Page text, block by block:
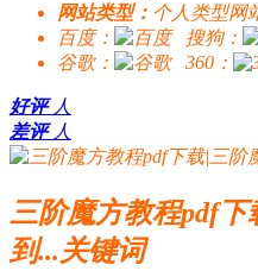
网站类型： 个人类型网
百度：
搜狗：
谷歌：
360：
好评 人
差评 人
三阶魔方教程pdf
到...关键词